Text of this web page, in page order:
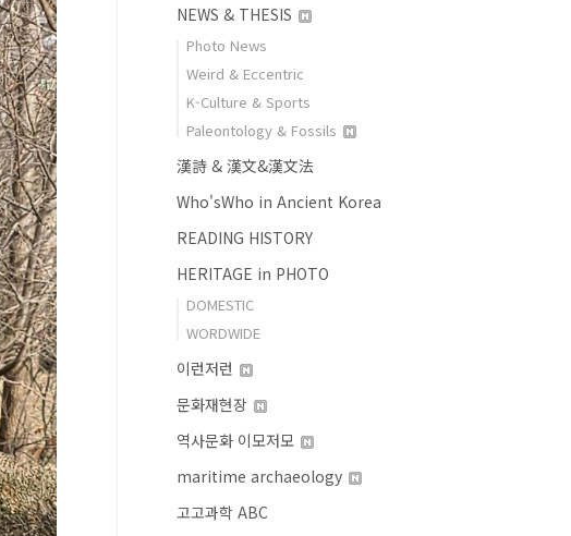
NEWS & THESIS
Photo News
Weird & Eccentric
K-Culture & Sports
Paleontology & Fossils
漢詩 & 漢文&漢文法
Who'sWho in Ancient Korea
READING HISTORY
HERITAGE in PHOTO
DOMESTIC
WORDWIDE
이런저런
문화재현장
역사문화 이모저모
maritime archaeology
고고과학 ABC